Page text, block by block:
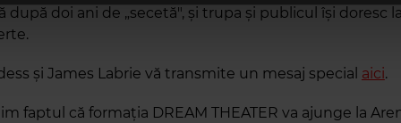
după doi ani de „secetă", şi trupa şi publicul îşi doresc
și James Labrie vă transmite un mesaj special aici.
faptul că formația DREAM THEATER va ajunge la